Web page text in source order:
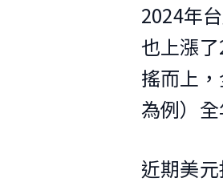
2024年
也上漲
搖而上
為例）
近期美